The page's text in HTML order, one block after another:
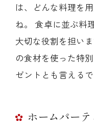
は、どんな料理を
ね。 食卓に並ぶ料
大切な役割を担い
の食材を使った特
ゼントとも言えるで
ホームパー